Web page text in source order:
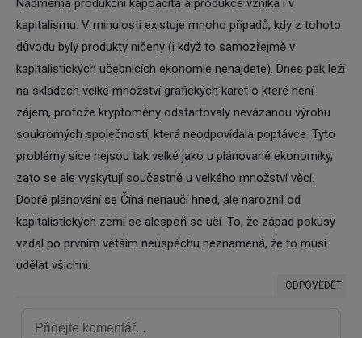
Nadměrná produkční kapoacita a produkce vzniká i v
kapitalismu. V minulosti existuje mnoho případů, kdy z tohoto
důvodu byly produkty ničeny (i když to samozřejmě v
kapitalistických učebnicích ekonomie nenajdete). Dnes pak leží
na skladech velké množství grafických karet o které není
zájem, protože kryptoměny odstartovaly nevázanou výrobu
soukromých společností, která neodpovídala poptávce. Tyto
problémy sice nejsou tak velké jako u plánované ekonomiky,
zato se ale vyskytují součastně u velkého množství věcí.
Dobré plánování se Čína nenaučí hned, ale narozníl od
kapitalistických zemí se alespoň se učí. To, že západ pokusy
vzdal po prvním větším neúspěchu neznamená, že to musí
udělat všichni.
ODPOVĚDĚT